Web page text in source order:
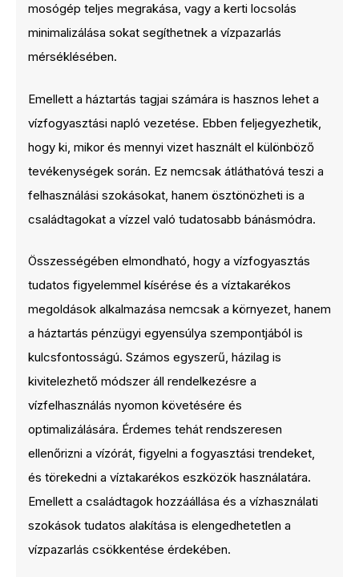
mosógép teljes megrakása, vagy a kerti locsolás
minimalizálása sokat segíthetnek a vízpazarlás
mérséklésében.
Emellett a háztartás tagjai számára is hasznos lehet a
vízfogyasztási napló vezetése. Ebben feljegyezhetik,
hogy ki, mikor és mennyi vizet használt el különböző
tevékenységek során. Ez nemcsak átláthatóvá teszi a
felhasználási szokásokat, hanem ösztönözheti is a
családtagokat a vízzel való tudatosabb bánásmódra.
Összességében elmondható, hogy a vízfogyasztás
tudatos figyelemmel kísérése és a víztakarékos
megoldások alkalmazása nemcsak a környezet, hanem
a háztartás pénzügyi egyensúlya szempontjából is
kulcsfontosságú. Számos egyszerű, házilag is
kivitelezhető módszer áll rendelkezésre a
vízfelhasználás nyomon követésére és
optimalizálására. Érdemes tehát rendszeresen
ellenőrizni a vízórát, figyelni a fogyasztási trendeket,
és törekedni a víztakarékos eszközök használatára.
Emellett a családtagok hozzáállása és a vízhasználati
szokások tudatos alakítása is elengedhetetlen a
vízpazarlás csökkentése érdekében.